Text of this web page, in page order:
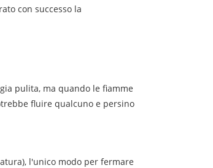
con successo la
pulita, ma quando le fiamme
fluire qualcuno e persino
l'unico modo per fermare